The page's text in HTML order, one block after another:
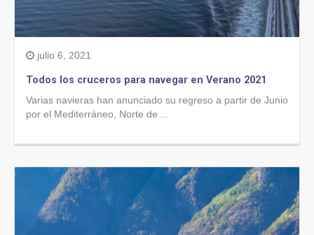
julio 6, 2021
Todos los cruceros para navegar en Verano 2021
Varias navieras han anunciado su regreso a partir de Junio
por el Mediterráneo, Norte de ...